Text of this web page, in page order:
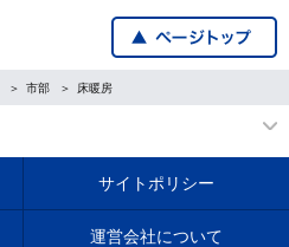
市部 床暖房
サイトポリシー
運営会社について